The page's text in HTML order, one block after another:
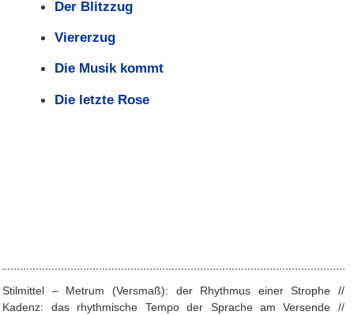
Der Blitzzug
Viererzug
Die Musik kommt
Die letzte Rose
Stilmittel – Metrum (Versmaß): der Rhythmus einer Strophe //
Kadenz: das rhythmische Tempo der Sprache am Versende //